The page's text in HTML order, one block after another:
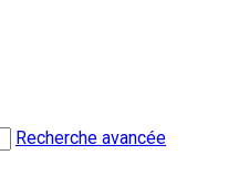
Recherche avancée